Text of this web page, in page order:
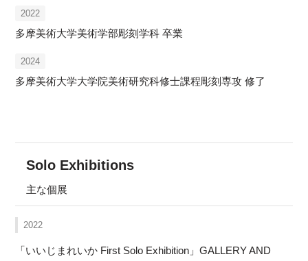
2022
多摩美術大学美術学部彫刻学科 卒業
2024
多摩美術大学大学院美術研究科修士課程彫刻専攻 修了
Solo Exhibitions
主な個展
2022
「いいじまれいか First Solo Exhibition」GALLERY AND